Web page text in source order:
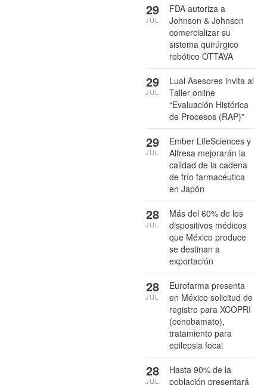
FDA autoriza a
Johnson & Johnson
comercializar su
sistema quirúrgico
robótico OTTAVA
29
JUL
Lual Asesores invita al
Taller online
“Evaluación Histórica
de Procesos (RAP)”
29
JUL
Ember LifeSciences y
Alfresa mejorarán la
calidad de la cadena
de frío farmacéutica
en Japón
29
JUL
Más del 60% de los
dispositivos médicos
que México produce
se destinan a
exportación
28
JUL
Eurofarma presenta
en México solicitud de
registro para XCOPRI
(cenobamato),
tratamiento para
epilepsia focal
28
JUL
Hasta 90% de la
población presentará
28
JUL